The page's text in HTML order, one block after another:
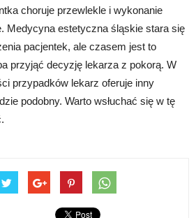
choruje przewlekle i wykonanie
Medycyna estetyczna śląskie stara się
pacjentek, ale czasem jest to
przyjąć decyzję lekarza z pokorą. W
przypadków lekarz oferuje inny
podobny. Warto wsłuchać się w tę